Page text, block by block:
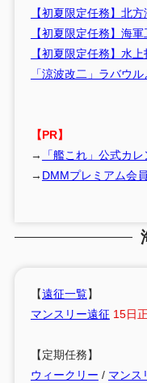
【初夏限定任務】北
【初夏限定任務】海
【初夏限定任務】水
「涼波改二」ラバウ
【PR】
→
「艦これ」公式カ
→ DMMプレミアム会員
【遠征一覧】
マンスリー遠征 15日
【定期任務】
ウィークリー / マンス